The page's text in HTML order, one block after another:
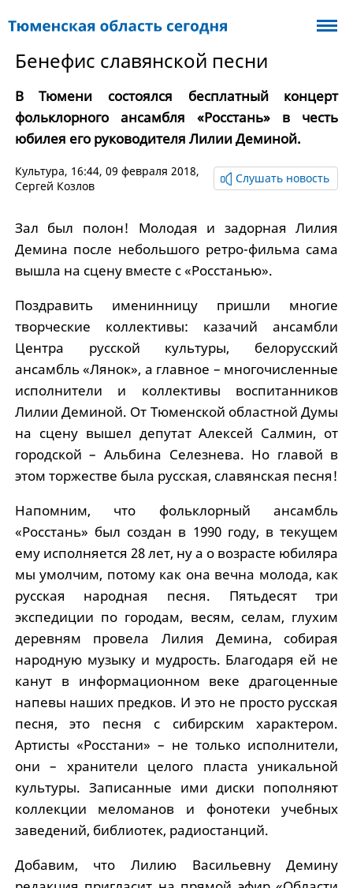
Бенефис славянской песни
В Тюмени состоялся бесплатный концерт
фольклорного ансамбля «Росстань» в честь
юбилея его руководителя Лилии Деминой.
Культура, 16:44, 09 февраля 2018,
Сергей Козлов
Слушать новость
Зал был полон! Молодая и задорная Лилия
Демина после небольшого ретро-фильма сама
вышла на сцену вместе с «Росстанью».
Поздравить именинницу пришли многие
творческие коллективы: казачий ансамбли
Центра русской культуры, белорусский
ансамбль «Лянок», а главное – многочисленные
исполнители и коллективы воспитанников
Лилии Деминой. От Тюменской областной Думы
на сцену вышел депутат Алексей Салмин, от
городской – Альбина Селезнева. Но главой в
этом торжестве была русская, славянская песня!
Напомним, что фольклорный ансамбль
«Росстань» был создан в 1990 году, в текущем
ему исполняется 28 лет, ну а о возрасте юбиляра
мы умолчим, потому как она вечна молода, как
русская народная песня. Пятьдесят три
экспедиции по городам, весям, селам, глухим
деревням провела Лилия Демина, собирая
народную музыку и мудрость. Благодаря ей не
канут в информационном веке драгоценные
напевы наших предков. И это не просто русская
песня, это песня с сибирским характером.
Артисты «Росстани» – не только исполнители,
они – хранители целого пласта уникальной
культуры. Записанные ими диски пополняют
коллекции меломанов и фонотеки учебных
заведений, библиотек, радиостанций.
Добавим, что Лилию Васильевну Демину